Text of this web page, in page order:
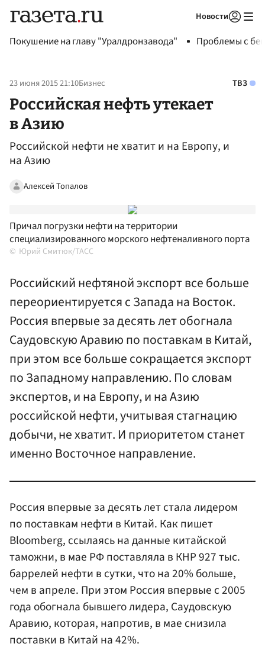
Новости
Покушение на главу "Уралдронзавода" Проблемы с
23 июня 2015 21:10Бизнес ТВЗ
Российская нефть утекает
в Азию
Российской нефти не хватит и на Европу, и
на Азию
Алексей Топалов
Причал погрузки нефти на территории
специализированного морского нефтеналивного порта
Юрий Смитюк/ТАСС
Российский нефтяной экспорт все больше
переориентируется с Запада на Восток.
Россия впервые за десять лет обогнала
Саудовскую Аравию по поставкам в Китай,
при этом все больше сокращается экспорт
по Западному направлению. По словам
экспертов, и на Европу, и на Азию
российской нефти, учитывая стагнацию
добычи, не хватит. И приоритетом станет
именно Восточное направление.
Россия впервые за десять лет стала лидером
по поставкам нефти в Китай. Как пишет
Bloomberg, ссылаясь на данные китайской
таможни, в мае РФ поставляла в КНР 927 тыс.
баррелей нефти в сутки, что на 20% больше,
чем в апреле. При этом Россия впервые с 2005
года обогнала бывшего лидера, Саудовскую
Аравию, которая, напротив, в мае снизила
поставки в Китай на 42%.